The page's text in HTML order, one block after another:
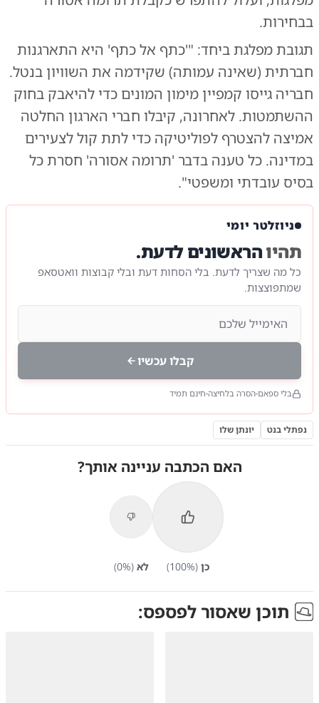
בבחירות.
תגובת מפלגת ביחד: "'כתף אל כתף' היא התארגנות
חברתית (שאינה עמותה) שקידמה את השוויון בנטל.
חבריה גייסו קמפיין מימון המונים כדי להיאבק בחוק
ההשתמטות. לאחרונה, קיבלו חברי הארגון החלטה
אמיצה להצטרף לפוליטיקה כדי לתת קול לצעירים
במדינה. כל טענה בדבר 'תרומה אסורה' חסרת כל
בסיס עובדתי ומשפטי".
ניוזלטר יומי
תהיוהראשונים לדעת.
כל מה שצריך לדעת. בלי הסחות דעת ובלי קבוצות וואטסאפ
שמתפוצצות.
קבלו עכשיו
בלי ספאם הסרה בלחיצה חינם תמיד
נפתלי בנט יונתן שלו
האם הכתבה עניינה אותך?
כן (
100%) לא (
0%)
תוכן שאסור לפספס: